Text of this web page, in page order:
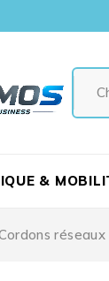
&
réseaux